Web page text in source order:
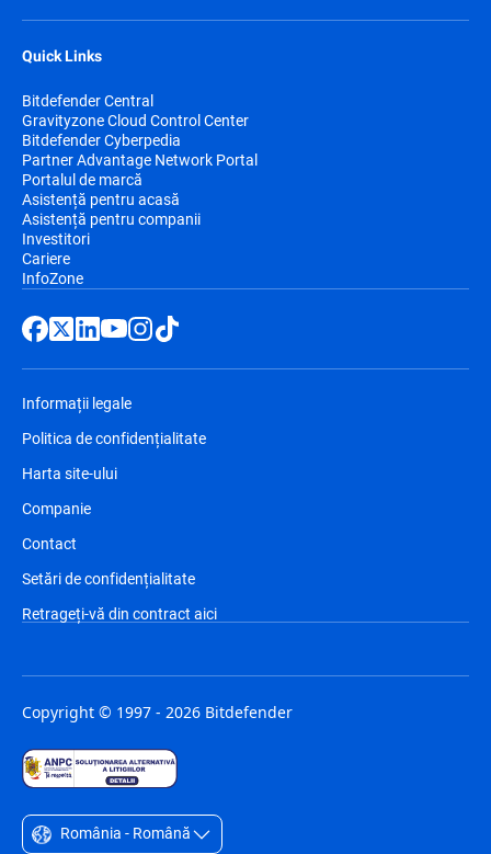
Quick Links
Bitdefender Central
Gravityzone Cloud Control Center
Bitdefender Cyberpedia
Partner Advantage Network Portal
Portalul de marcă
Asistență pentru acasă
Asistență pentru companii
Investitori
Cariere
InfoZone
Informații legale
Politica de confidențialitate
Harta site-ului
Companie
Contact
Setări de confidențialitate
Retrageți-vă din contract aici
Copyright © 1997 - 2026 Bitdefender
România - Română